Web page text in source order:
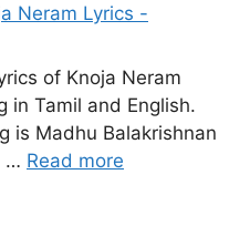
Neram Lyrics -
of Knoja Neram
in Tamil and English.
is Madhu Balakrishnan
… Read more